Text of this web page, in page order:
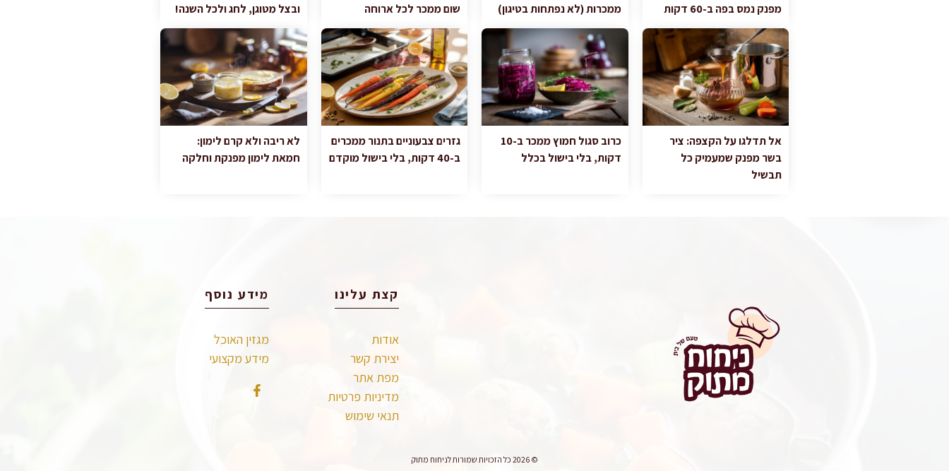
מפנק נמס בפה ב-60 דקות
ממכרות (לא נפתחות בטיגון)
שום ממכר לכל ארוחה
ובצל מטוגן, לחג ולכל השנה!
אל תדלגו על הקצפה: ציר
בשר מפנק שמעמיק כל
תבשיל
כרוב סגול חמוץ ממכר ב-10
דקות, בלי בישול בכלל
גזרים צבעוניים בתנור ממכרים
ב-40 דקות, בלי בישול מוקדם
לא ריבה ולא קרם לימון:
חמאת לימון מפנקת וחלקה
קצת עלינו
אודות
יצירת קשר
מפת אתר
מדיניות פרטיות
תנאי שימוש
מידע נוסף
מגזין האוכל
מידע מקצועי
© 2026 כל הזכויות שמורות לניחוח מתוק